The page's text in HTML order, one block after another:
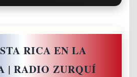
RICA EN LA
| RADIO ZURQUÍ